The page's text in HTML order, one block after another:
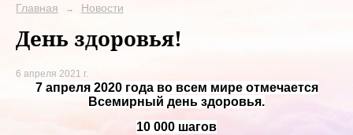
Главная → Новости
День здоровья!
6 апреля 2021 г.
7 апреля 2020 года во всем мире отмечается
Всемирный день здоровья.
10 000 шагов